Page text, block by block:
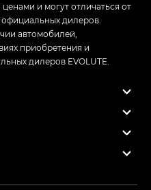
и могут отличаться от
дилеров.
автомобилей,
приобретения и
дилеров EVOLUTE.